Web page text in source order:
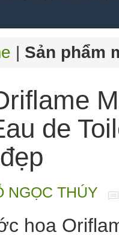
| Sản phẩm
de
NGỌC THÚY
hoa